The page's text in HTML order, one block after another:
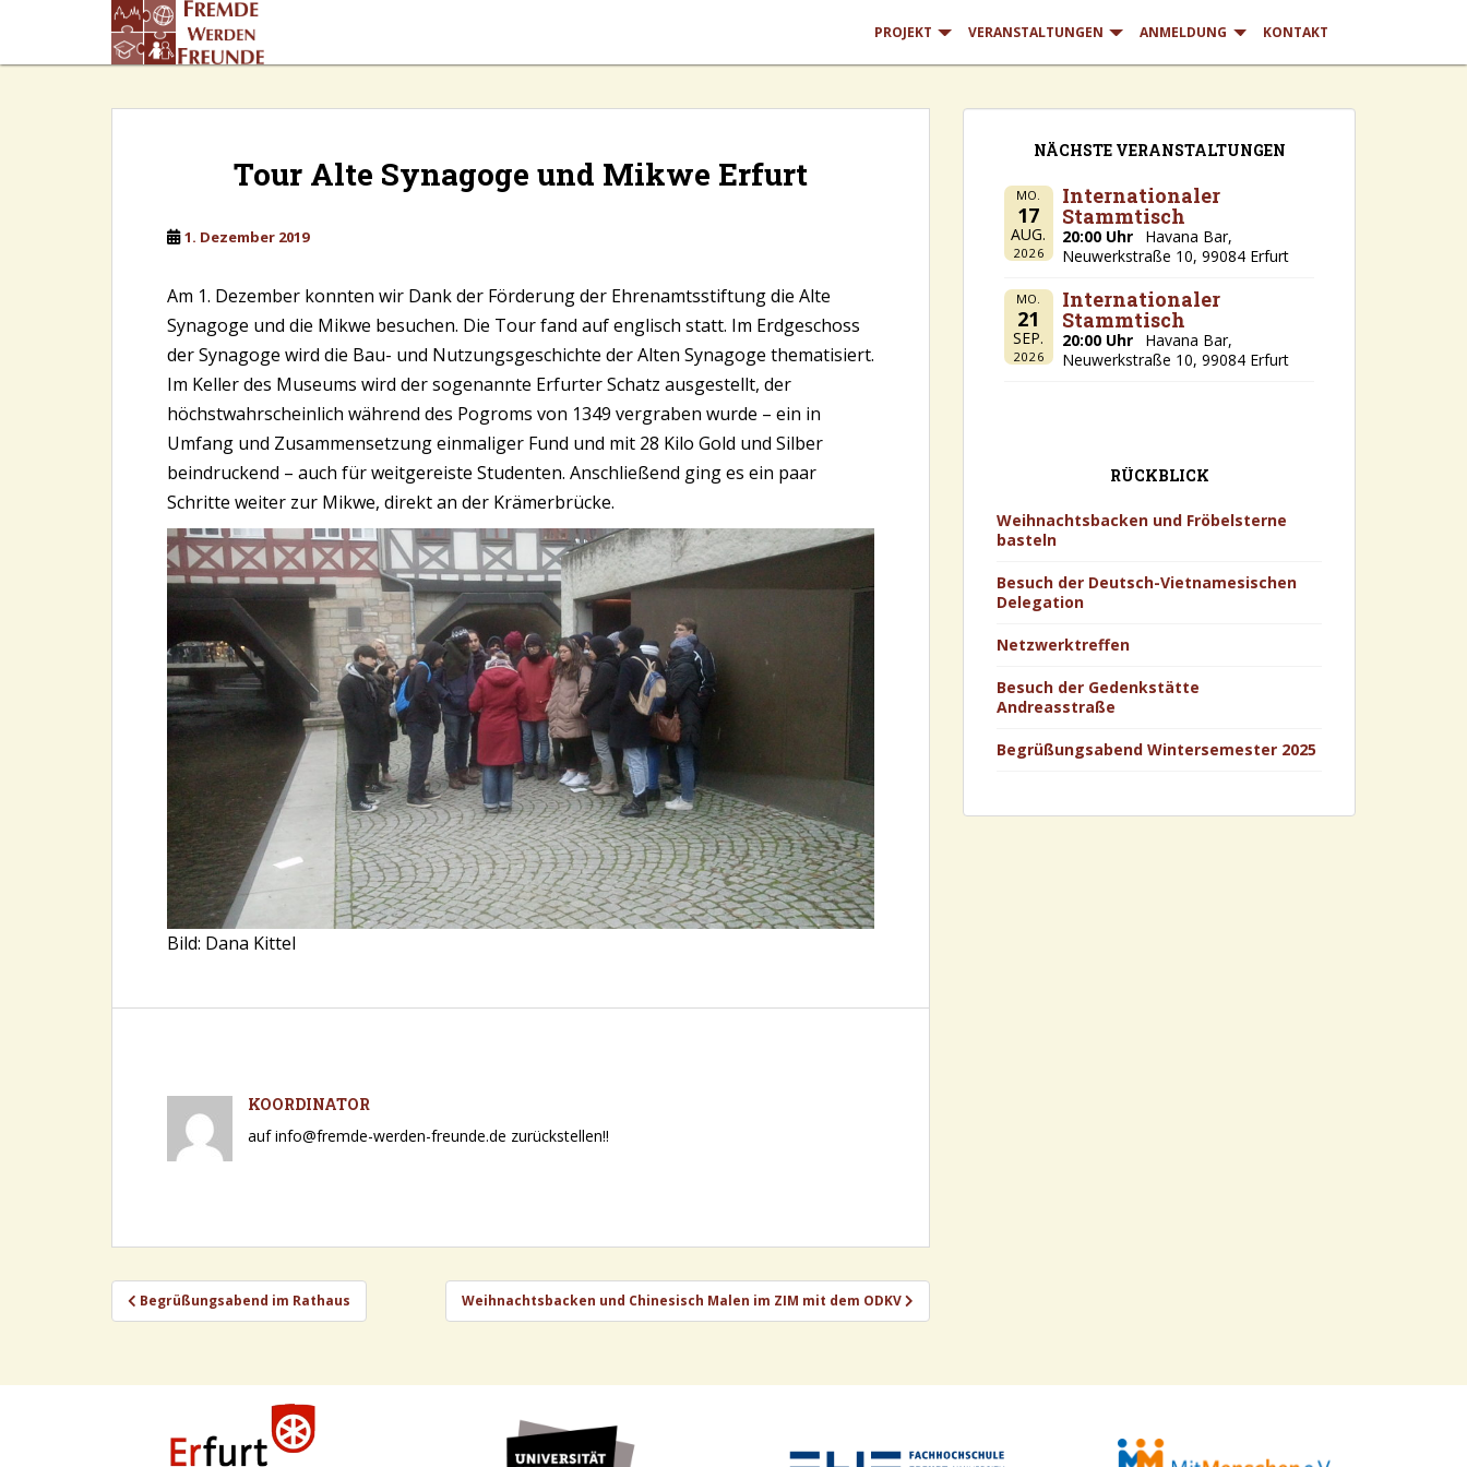
i
PROJEKT VERANSTALTUNGEN ANMELDUNG KONTAKT
Tour Alte Synagoge und Mikwe Erfurt
1. Dezember 2019
Am 1. Dezember konnten wir Dank der Förderung der Ehrenamtsstiftung die Alte
Synagoge und die Mikwe besuchen. Die Tour fand auf englisch statt. Im Erdgeschoss
der Synagoge wird die Bau- und Nutzungsgeschichte der Alten Synagoge thematisiert.
Im Keller des Museums wird der sogenannte Erfurter Schatz ausgestellt, der
höchstwahrscheinlich während des Pogroms von 1349 vergraben wurde – ein in
Umfang und Zusammensetzung einmaliger Fund und mit 28 Kilo Gold und Silber
beindruckend – auch für weitgereiste Studenten. Anschließend ging es ein paar
Schritte weiter zur Mikwe, direkt an der Krämerbrücke.
Bild: Dana Kittel
KOORDINATOR
auf info@fremde-werden-freunde.de zurückstellen!!
Beitragsnavigation
Begrüßungsabend im Rathaus Weihnachtsbacken und Chinesisch Malen im ZIM mit dem ODKV
NÄCHSTE VERANSTALTUNGEN
MO.
17
AUG.
2026
Internationaler
Stammtisch
20:00 Uhr
Havana Bar,
Neuwerkstraße 10, 99084 Erfurt
MO.
21
SEP.
2026
Internationaler
Stammtisch
20:00 Uhr
Havana Bar,
Neuwerkstraße 10, 99084 Erfurt
RÜCKBLICK
Weihnachtsbacken und Fröbelsterne
basteln
Besuch der Deutsch-Vietnamesischen
Delegation
Netzwerktreffen
Besuch der Gedenkstätte
Andreasstraße
Begrüßungsabend Wintersemester 2025